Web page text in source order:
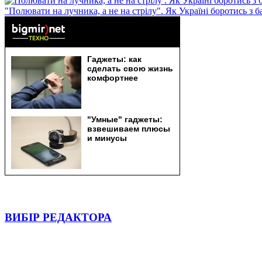
"Полювати на лучника, а не на стрілу". Як Україні боротись з
ВИБІР РЕДАКТОРА